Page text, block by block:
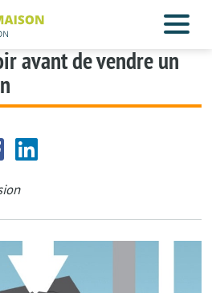
avant de vendre un